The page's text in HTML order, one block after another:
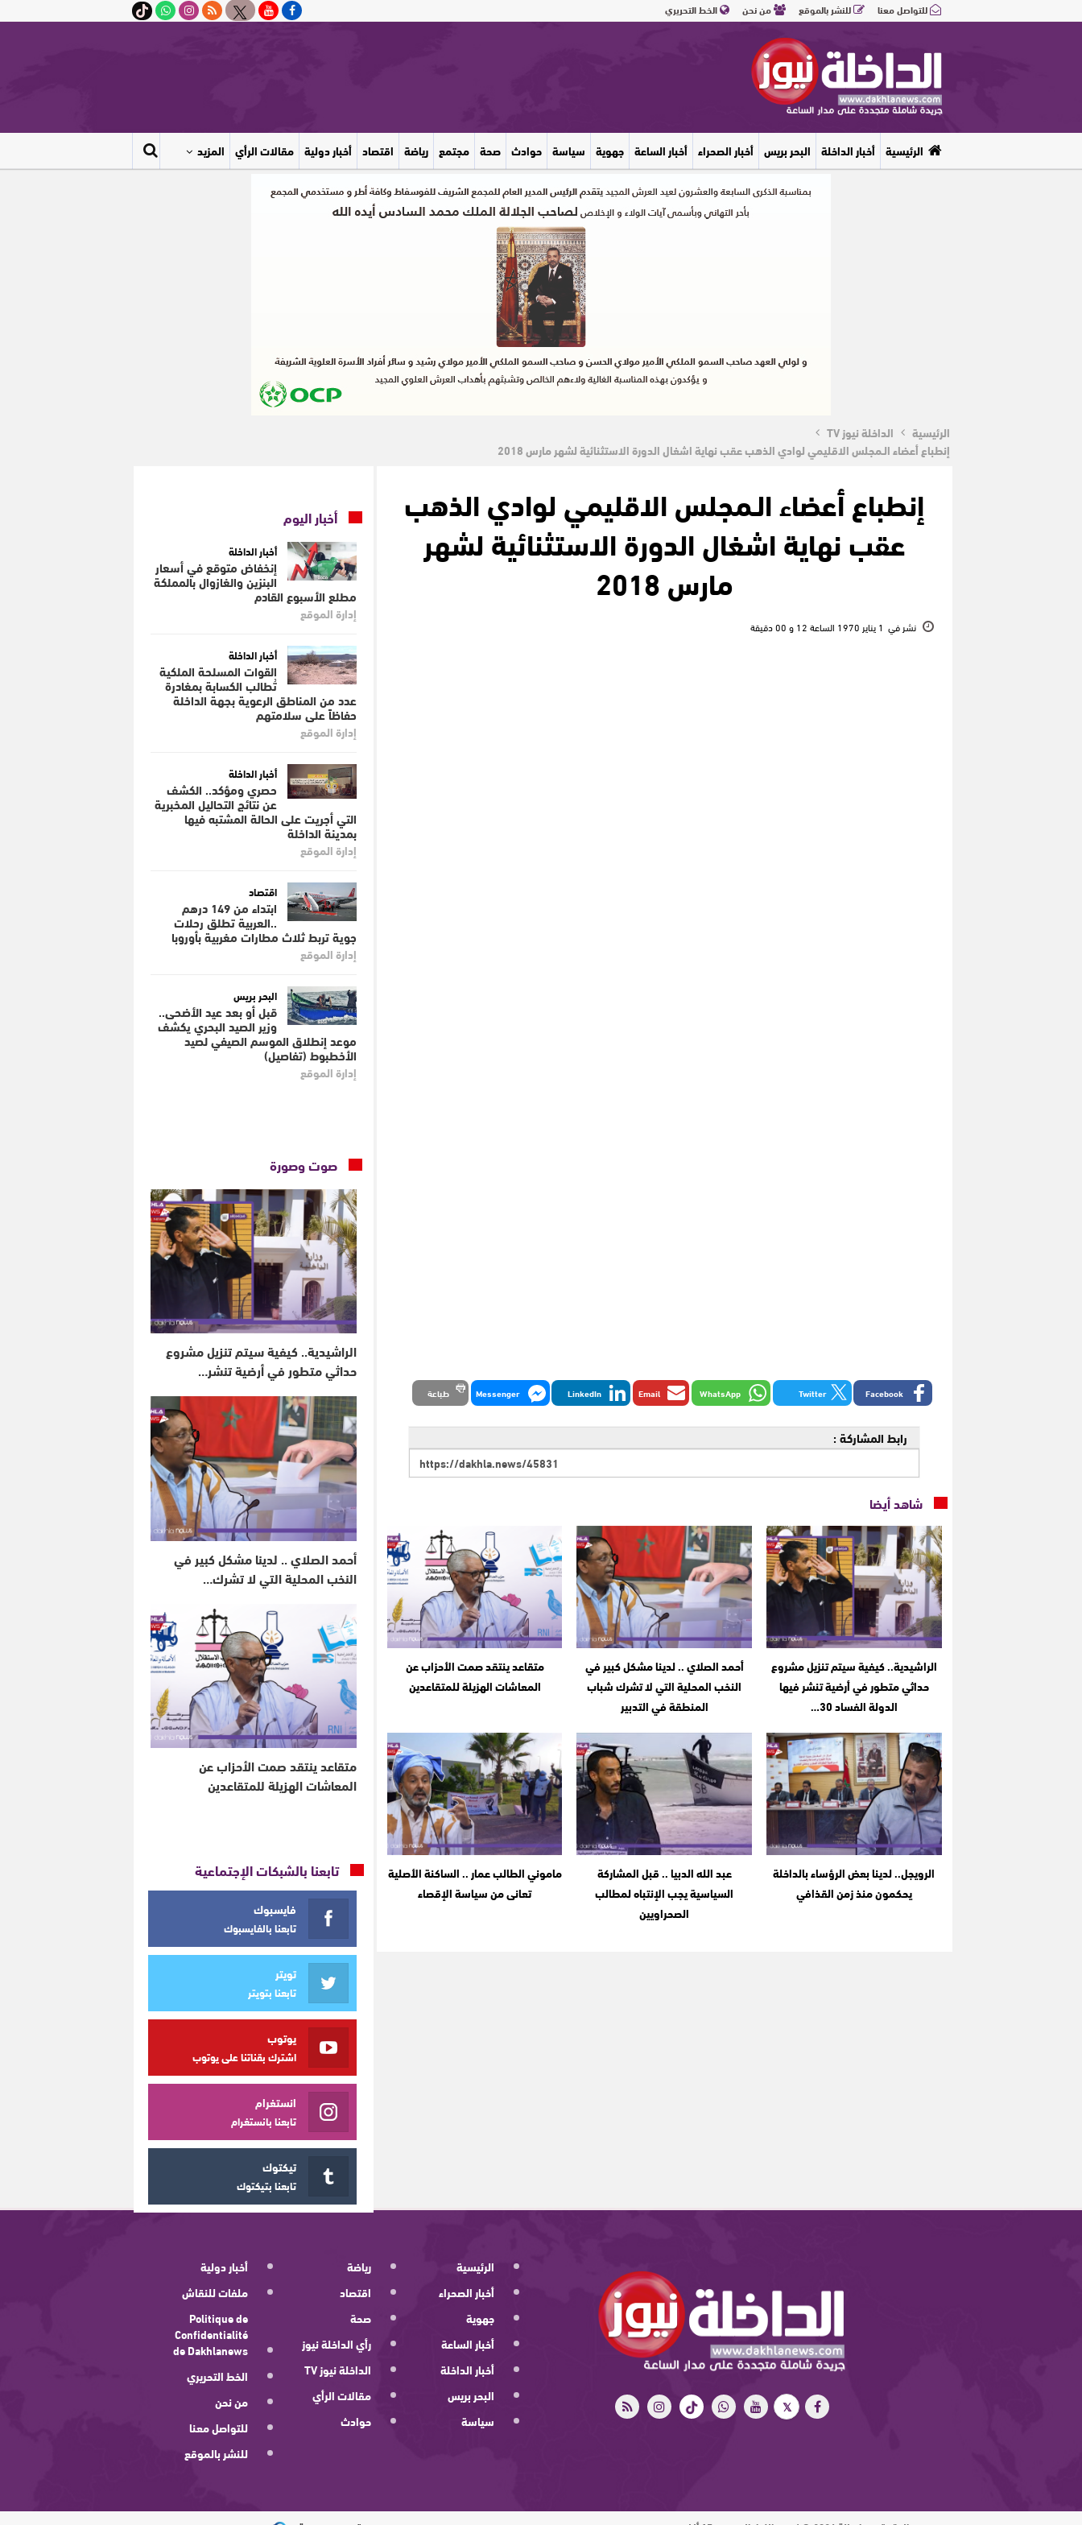
للتواصل معنا للنشر بالموقع من نحن الخط التحريري
الرئيسية أخبار الداخلة البحر بريس أخبار الصحراء أخبار الساعة جهوية سياسة حوادث صحة مجتمع رياضة اقتصاد أخبار دولية مقالات الرأي المزيد
الرئيسية
الداخلة نيوز TV
إنطباع أعضاء الـمجلس الاقليمي لوادي الذهب عقب نهاية اشغال الدورة الاستثنائية لشهر مارس 2018
إنطباع أعضاء الـمجلس الاقليمي لوادي الذهب
عقب نهاية اشغال الدورة الاستثنائية لشهر
مارس 2018
نشر في 1 يناير 1970 الساعة 12 و 00 دقيقة
Facebook
Twitter
WhatsApp
Email
LinkedIn
Messenger طباعة
رابط المشاركة :
شاهد أيضا
الراشيدية.. كيفية سيتم تنزيل مشروع
حداثي متطور في أرضية تنشر فيها
الدولة الفساد 30…
أحمد الصلاي .. لدينا مشكل كبير في
النخب المحلية التي لا تشرك شباب
المنطقة في التدبير
متقاعد ينتقد صمت الأحزاب عن
المعاشات الهزيلة للمتقاعدين
الرويجل.. لدينا بعض الرؤساء بالداخلة
يحكمون منذ زمن القذافي
عبد الله الدبيا .. قبل المشاركة
السياسية يجب الإنتباه لمطالب
الصحراويين
ماموني الطالب عمار .. الساكنة الأصلية
تعانى من سياسة الإقصاء
أخبار اليوم
أخبار الداخلة
إنخفاض متوقع في أسعار
البنزين والغازوال بالمملكة
مطلع الأسبوع القادم
إدارة الموقع
أخبار الداخلة
القوات المسلحة الملكية
تُطالب الكسابة بمغادرة
عدد من المناطق الرعوية بجهة الداخلة
حفاظاً على سلامتهم
إدارة الموقع
أخبار الداخلة
حصري ومؤكد.. الكشف
عن نتائج التحاليل المخبرية
التي أجريت على الحالة المشتبه فيها
بمدينة الداخلة
إدارة الموقع
اقتصاد
ابتداء من 149 درهم
..العربية تطلق رحلات
جوية تربط ثلاث مطارات مغربية بأوروبا
إدارة الموقع
البحر بريس
قبل أو بعد عيد الأضحى..
وزير الصيد البحري يكشف
موعد إنطلاق الموسم الصيفي لصيد
الأخطبوط (تفاصيل)
إدارة الموقع
صوت وصورة
الراشيدية.. كيفية سيتم تنزيل مشروع
حداثي متطور في أرضية تنشر…
أحمد الصلاي .. لدينا مشكل كبير في
النخب المحلية التي لا تشرك…
متقاعد ينتقد صمت الأحزاب عن
المعاشات الهزيلة للمتقاعدين
تابعنا بالشبكات الإجتماعية
فايسبوك
تابعنا بالفايسبوك
تويتر
تابعنا بتويتر
يوتوب
اشترك بقناتنا على يوتوب
انستغرام
تابعنا بانستغرام
تيكتوك
تابعنا بتيكتوك
الرئيسية
أخبار الصحراء
جهوية
أخبار الساعة
أخبار الداخلة
البحر بريس
سياسة
رياضة
اقتصاد
صحة
رأي الداخلة نيوز
الداخلة نيوز TV
مقالات الرأي
حوادث
أخبار دولية
ملفات للنقاش
Politique de
Confidentialité
de Dakhlanews
الخط التحريري
من نحن
للتواصل معنا
للنشر بالموقع